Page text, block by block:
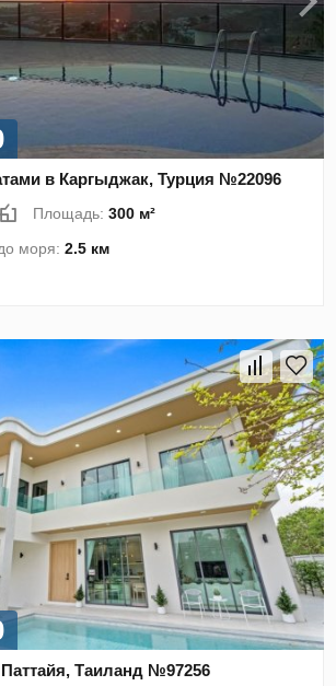
в Каргыджак, Турция №22096
Площадь:300 м²
моря:2.5 км
Таиланд №97256